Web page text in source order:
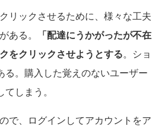
リックさせるために、様々な工夫
ある。
「配達にうかがったが不在
をクリックさせようとする。ショ
る。購入した覚えのないユーザー
しまう。
で、ログインしてアカウントをア